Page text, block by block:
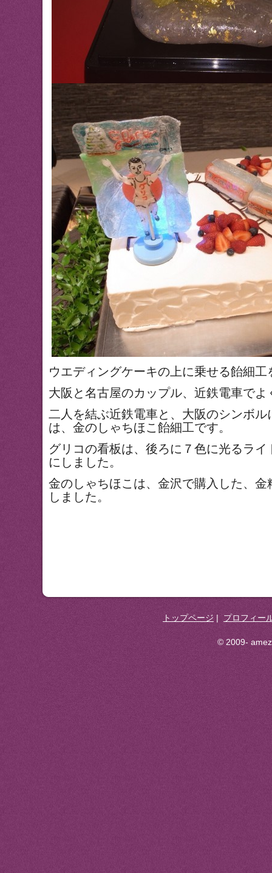
ウエディングケーキの上に乗せる飴細
大阪と名古屋のカップル、近鉄電車で
二人を結ぶ近鉄電車と、大阪のシンボ
は、金のしゃちほこ飴細工です。
グリコの看板は、後ろに７色に光るラ
にしました。
金のしゃちほこは、金沢で購入した、
しました。
トップページ | プロフィー
© 2009-